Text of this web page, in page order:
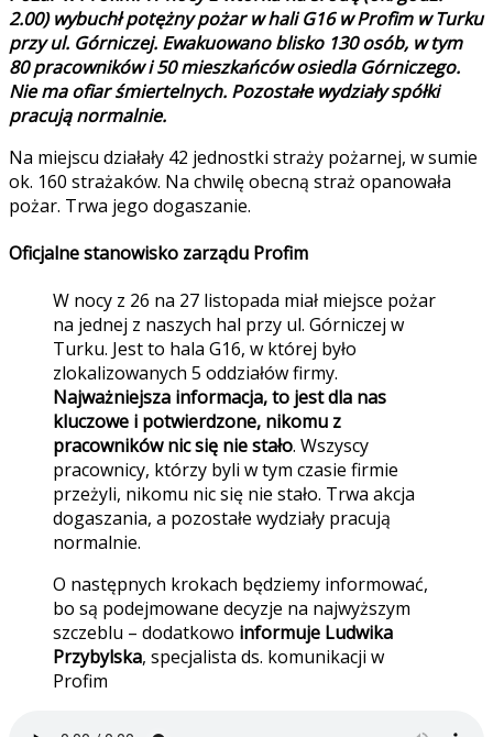
2.00) wybuchł potężny pożar w hali G16 w Profim w Turku
przy ul. Górniczej. Ewakuowano blisko 130 osób, w tym
80 pracowników i 50 mieszkańców osiedla Górniczego.
Nie ma ofiar śmiertelnych. Pozostałe wydziały spółki
pracują normalnie.
Na miejscu działały 42 jednostki straży pożarnej, w sumie
ok. 160 strażaków. Na chwilę obecną straż opanowała
pożar. Trwa jego dogaszanie.
Oficjalne stanowisko zarządu Profim
W nocy z 26 na 27 listopada miał miejsce pożar
na jednej z naszych hal przy ul. Górniczej w
Turku. Jest to hala G16, w której było
zlokalizowanych 5 oddziałów firmy.
Najważniejsza informacja, to jest dla nas
kluczowe i potwierdzone, nikomu z
pracowników nic się nie stało. Wszyscy
pracownicy, którzy byli w tym czasie firmie
przeżyli, nikomu nic się nie stało. Trwa akcja
dogaszania, a pozostałe wydziały pracują
normalnie.
O następnych krokach będziemy informować,
bo są podejmowane decyzje na najwyższym
szczeblu – dodatkowo informuje Ludwika
Przybylska, specjalista ds. komunikacji w
Profim